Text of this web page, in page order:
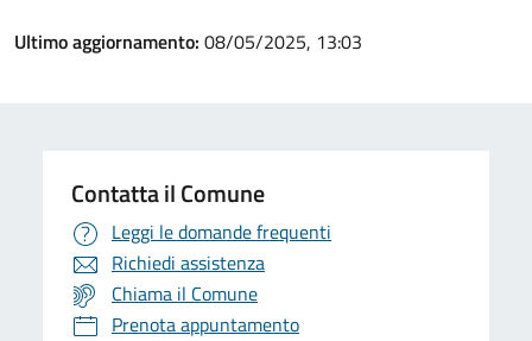
Ultimo aggiornamento: 08/05/2025, 13:03
Contatta il Comune
Leggi le domande frequenti
Richiedi assistenza
Chiama il Comune
Prenota appuntamento